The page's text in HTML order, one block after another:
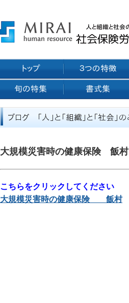
大規模災害時の健康保険 飯村
こちらをクリックしてください
大規模災害時の健康保険 飯村